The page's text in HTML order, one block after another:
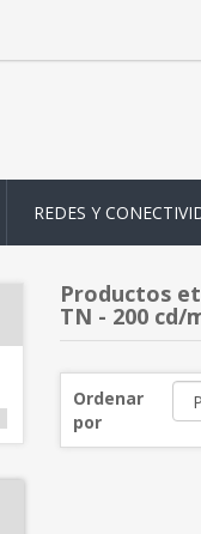
REDES Y
Productos
TN - 200 cd/
Ordenar
por